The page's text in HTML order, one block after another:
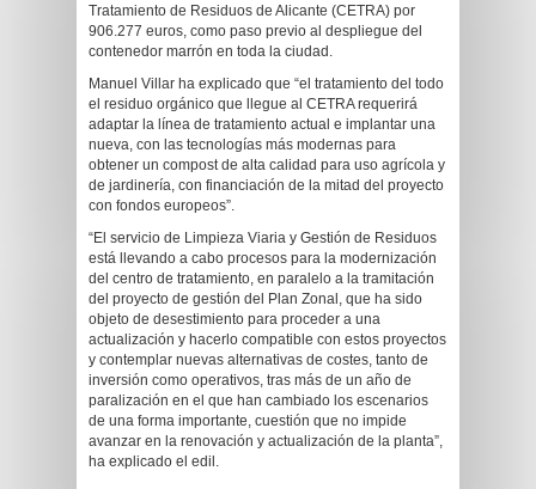
Tratamiento de Residuos de Alicante (CETRA) por
906.277 euros, como paso previo al despliegue del
contenedor marrón en toda la ciudad.
Manuel Villar ha explicado que “el tratamiento del todo
el residuo orgánico que llegue al CETRA requerirá
adaptar la línea de tratamiento actual e implantar una
nueva, con las tecnologías más modernas para
obtener un compost de alta calidad para uso agrícola y
de jardinería, con financiación de la mitad del proyecto
con fondos europeos”.
“El servicio de Limpieza Viaria y Gestión de Residuos
está llevando a cabo procesos para la modernización
del centro de tratamiento, en paralelo a la tramitación
del proyecto de gestión del Plan Zonal, que ha sido
objeto de desestimiento para proceder a una
actualización y hacerlo compatible con estos proyectos
y contemplar nuevas alternativas de costes, tanto de
inversión como operativos, tras más de un año de
paralización en el que han cambiado los escenarios
de una forma importante, cuestión que no impide
avanzar en la renovación y actualización de la planta”,
ha explicado el edil.